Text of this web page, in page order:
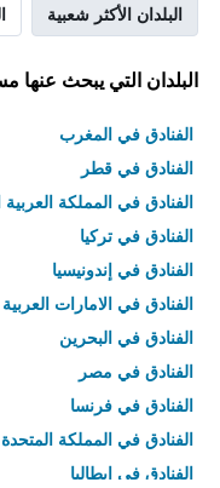
البلدان الأكثر شعبية
البلدان التي يبحث عنها
الفنادق في المغرب
الفنادق في قطر
الفنادق في المملكة
الفنادق في تركيا
الفنادق في إندونيسيا
الفنادق في الامارات
الفنادق في البحرين
الفنادق في مصر
الفنادق في فرنسا
الفنادق في المملكة المتحدة
الفنادق في إيطاليا